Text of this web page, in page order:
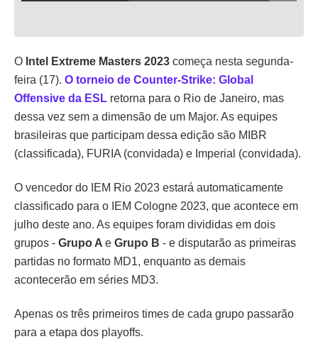
O Intel Extreme Masters 2023 começa nesta segunda-
feira (17). O torneio de Counter-Strike: Global
Offensive da ESL retorna para o Rio de Janeiro, mas
dessa vez sem a dimensão de um Major. As equipes
brasileiras que participam dessa edição são MIBR
(classificada), FURIA (convidada) e Imperial (convidada).
O vencedor do IEM Rio 2023 estará automaticamente
classificado para o IEM Cologne 2023, que acontece em
julho deste ano. As equipes foram divididas em dois
grupos - Grupo A e Grupo B - e disputarão as primeiras
partidas no formato MD1, enquanto as demais
acontecerão em séries MD3.
Apenas os três primeiros times de cada grupo passarão
para a etapa dos playoffs.